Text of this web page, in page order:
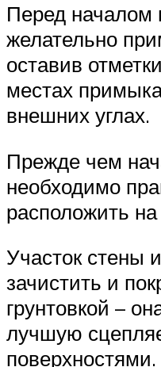
Перед началом
желательно
оставив
местах
внешних углах.
Прежде чем
необходимо
расположить на
Участок стены
зачистить и
грунтовкой –
лучшую
поверхностями.